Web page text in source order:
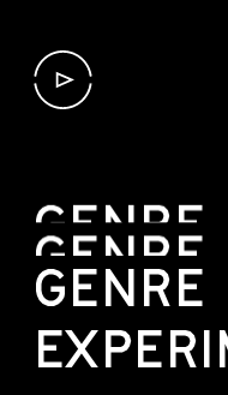
GENRE
GENRE
GENRE